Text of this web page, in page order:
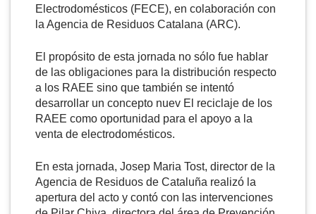
Electrodomésticos (FECE), en colaboración con
la Agencia de Residuos Catalana (ARC).
El propósito de esta jornada no sólo fue hablar
de las obligaciones para la distribución respecto
a los RAEE sino que también se intentó
desarrollar un concepto nuev El reciclaje de los
RAEE como oportunidad para el apoyo a la
venta de electrodomésticos.
En esta jornada, Josep Maria Tost, director de la
Agencia de Residuos de Cataluña realizó la
apertura del acto y contó con las intervenciones